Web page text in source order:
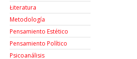
Łiteratura
Metodología
Pensamiento Estético
Pensamiento Político
Psicoanálisis